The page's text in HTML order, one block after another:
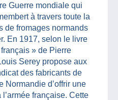
Guerre mondiale qui
à travers toute la
de fromages normands
En 1917, selon le livre
» de Pierre
Serey propose aux
des fabricants de
Normandie d’offrir une
française. Cette